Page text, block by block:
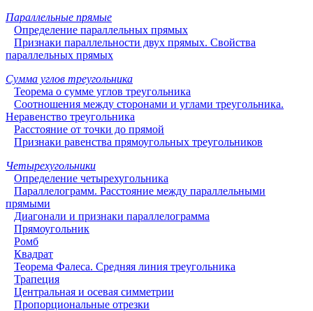
Параллельные прямые
Определение параллельных прямых
Признаки параллельности двух прямых. Свойства
параллельных прямых
Сумма углов треугольника
Теорема о сумме углов треугольника
Соотношения между сторонами и углами треугольника.
Неравенство треугольника
Расстояние от точки до прямой
Признаки равенства прямоугольных треугольников
Четырехугольники
Определение четырехугольника
Параллелограмм. Расстояние между параллельными
прямыми
Диагонали и признаки параллелограмма
Прямоугольник
Ромб
Квадрат
Теорема Фалеса. Средняя линия треугольника
Трапеция
Центральная и осевая симметрии
Пропорциональные отрезки